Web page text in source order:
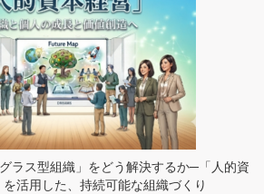
ラス型組織」をどう解決するか─「人的資
活用した、持続可能な組織づくり